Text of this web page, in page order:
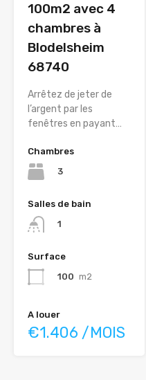
100m2 avec 4
chambres à
Blodelsheim
68740
Arrêtez de jeter de
l’argent par les
fenêtres en payant…
Chambres
3
Salles de bain
1
Surface
100 m2
A louer
€1.406 /MOIS